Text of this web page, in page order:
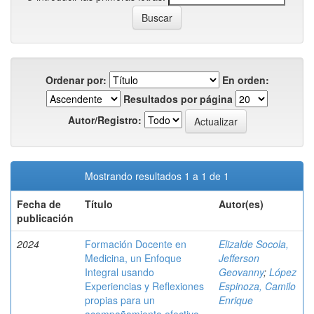
Ordenar por:
En orden:
Resultados por página
Autor/Registro:
Mostrando resultados 1 a 1 de 1
Fecha de
publicación
Título Autor(es)
2024
Formación Docente en
Medicina, un Enfoque
Integral usando
Experiencias y Reflexiones
propias para un
Elizalde Socola,
Jefferson
Geovanny; López
Espinoza, Camilo
Enrique